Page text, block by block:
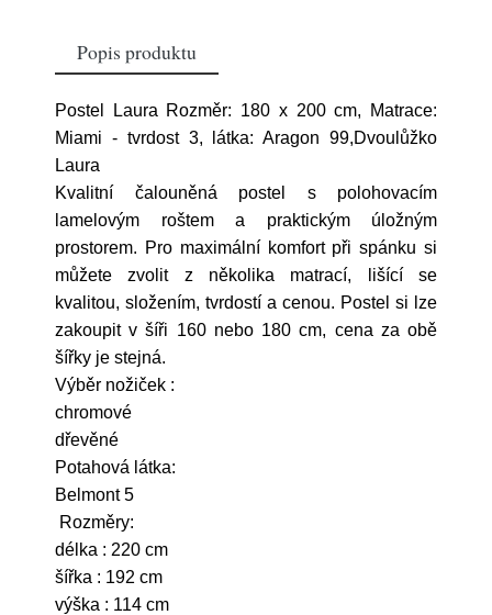
Popis produktu
Postel Laura Rozměr: 180 x 200 cm, Matrace:
Miami - tvrdost 3, látka: Aragon 99,Dvoulůžko
Laura
Kvalitní čalouněná postel s polohovacím
lamelovým roštem a praktickým úložným
prostorem. Pro maximální komfort při spánku si
můžete zvolit z několika matrací, lišící se
kvalitou, složením, tvrdostí a cenou. Postel si lze
zakoupit v šíři 160 nebo 180 cm, cena za obě
šířky je stejná.
Výběr nožiček :
chromové
dřevěné
Potahová látka:
Belmont 5
Rozměry:
délka : 220 cm
šířka : 192 cm
výška : 114 cm